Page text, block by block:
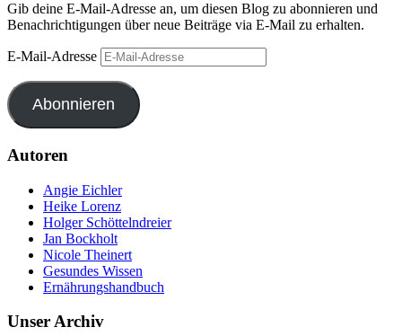
Gib deine E-Mail-Adresse an, um diesen Blog zu abonnieren und
Benachrichtigungen über neue Beiträge via E-Mail zu erhalten.
E-Mail-Adresse
Abonnieren
Autoren
Angie Eichler
Heike Lorenz
Holger Schöttelndreier
Jan Bockholt
Nicole Theinert
Gesundes Wissen
Ernährungshandbuch
Unser Archiv